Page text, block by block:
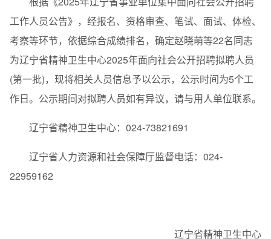
工作人员公告》，经报名、资格审查、笔试、面试、体检、
考察等环节，依据综合成绩排名，确定赵晓萌等22名同志
为辽宁省精神卫生中心2025年面向社会公开招聘拟聘人员
(第一批)，现将相关人员信息予以公示，公示时间为5个工
作日。公示期间对拟聘人员如有异议，请与用人单位联系。
辽宁省精神卫生中心：024-73821691
辽宁省人力资源和社会保障厅监督电话：024-
22959162
辽宁省精神卫生中心